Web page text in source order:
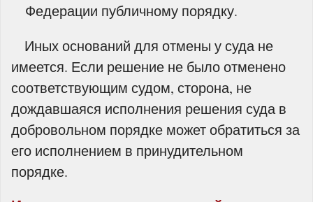
Федерации публичному порядку.
Иных оснований для отмены у суда не
имеется. Если решение не было отменено
соответствующим судом, сторона, не
дождавшаяся исполнения решения суда в
добровольном порядке может обратиться за
его исполнением в принудительном
порядке.